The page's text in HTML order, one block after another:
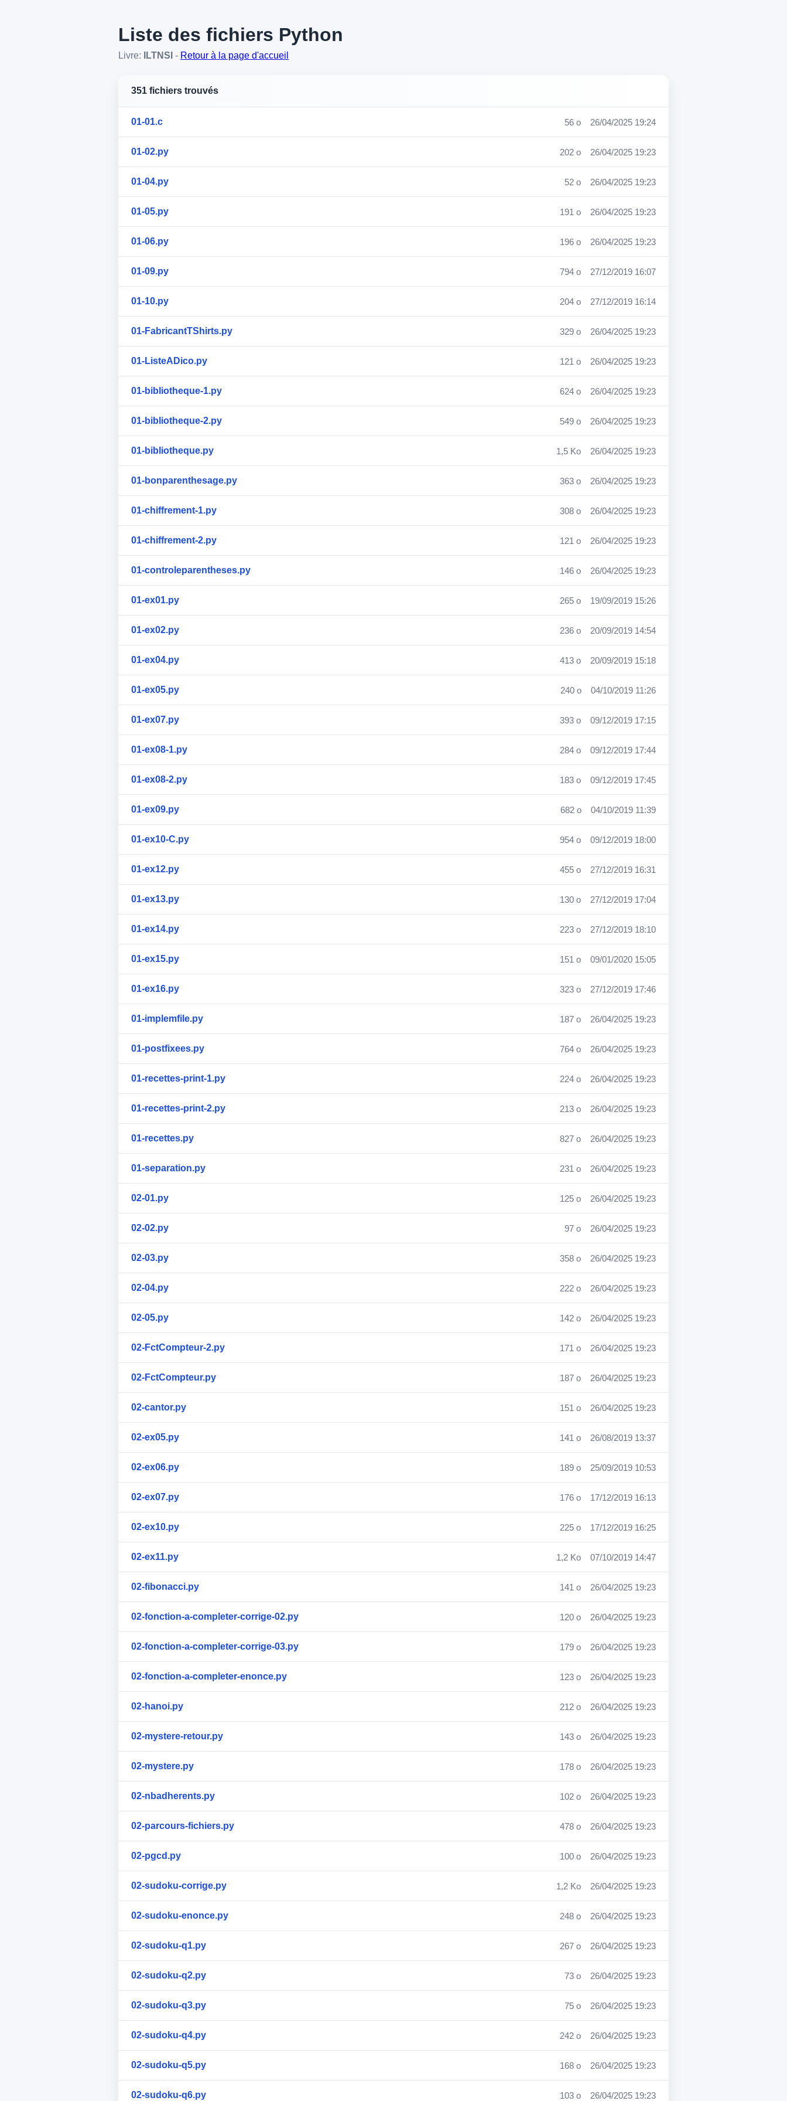
Liste des fichiers Python
Livre: ILTNSI - Retour à la page d'accueil
351 fichiers trouvés
01-01.c 56 o 26/04/2025 19:24
01-02.py 202 o 26/04/2025 19:23
01-04.py 52 o 26/04/2025 19:23
01-05.py 191 o 26/04/2025 19:23
01-06.py 196 o 26/04/2025 19:23
01-09.py 794 o 27/12/2019 16:07
01-10.py 204 o 27/12/2019 16:14
01-FabricantTShirts.py 329 o 26/04/2025 19:23
01-ListeADico.py 121 o 26/04/2025 19:23
01-bibliotheque-1.py 624 o 26/04/2025 19:23
01-bibliotheque-2.py 549 o 26/04/2025 19:23
01-bibliotheque.py 1,5 Ko 26/04/2025 19:23
01-bonparenthesage.py 363 o 26/04/2025 19:23
01-chiffrement-1.py 308 o 26/04/2025 19:23
01-chiffrement-2.py 121 o 26/04/2025 19:23
01-controleparentheses.py 146 o 26/04/2025 19:23
01-ex01.py 265 o 19/09/2019 15:26
01-ex02.py 236 o 20/09/2019 14:54
01-ex04.py 413 o 20/09/2019 15:18
01-ex05.py 240 o 04/10/2019 11:26
01-ex07.py 393 o 09/12/2019 17:15
01-ex08-1.py 284 o 09/12/2019 17:44
01-ex08-2.py 183 o 09/12/2019 17:45
01-ex09.py 682 o 04/10/2019 11:39
01-ex10-C.py 954 o 09/12/2019 18:00
01-ex12.py 455 o 27/12/2019 16:31
01-ex13.py 130 o 27/12/2019 17:04
01-ex14.py 223 o 27/12/2019 18:10
01-ex15.py 151 o 09/01/2020 15:05
01-ex16.py 323 o 27/12/2019 17:46
01-implemfile.py 187 o 26/04/2025 19:23
01-postfixees.py 764 o 26/04/2025 19:23
01-recettes-print-1.py 224 o 26/04/2025 19:23
01-recettes-print-2.py 213 o 26/04/2025 19:23
01-recettes.py 827 o 26/04/2025 19:23
01-separation.py 231 o 26/04/2025 19:23
02-01.py 125 o 26/04/2025 19:23
02-02.py 97 o 26/04/2025 19:23
02-03.py 358 o 26/04/2025 19:23
02-04.py 222 o 26/04/2025 19:23
02-05.py 142 o 26/04/2025 19:23
02-FctCompteur-2.py 171 o 26/04/2025 19:23
02-FctCompteur.py 187 o 26/04/2025 19:23
02-cantor.py 151 o 26/04/2025 19:23
02-ex05.py 141 o 26/08/2019 13:37
02-ex06.py 189 o 25/09/2019 10:53
02-ex07.py 176 o 17/12/2019 16:13
02-ex10.py 225 o 17/12/2019 16:25
02-ex11.py 1,2 Ko 07/10/2019 14:47
02-fibonacci.py 141 o 26/04/2025 19:23
02-fonction-a-completer-corrige-02.py 120 o 26/04/2025 19:23
02-fonction-a-completer-corrige-03.py 179 o 26/04/2025 19:23
02-fonction-a-completer-enonce.py 123 o 26/04/2025 19:23
02-hanoi.py 212 o 26/04/2025 19:23
02-mystere-retour.py 143 o 26/04/2025 19:23
02-mystere.py 178 o 26/04/2025 19:23
02-nbadherents.py 102 o 26/04/2025 19:23
02-parcours-fichiers.py 478 o 26/04/2025 19:23
02-pgcd.py 100 o 26/04/2025 19:23
02-sudoku-corrige.py 1,2 Ko 26/04/2025 19:23
02-sudoku-enonce.py 248 o 26/04/2025 19:23
02-sudoku-q1.py 267 o 26/04/2025 19:23
02-sudoku-q2.py 73 o 26/04/2025 19:23
02-sudoku-q3.py 75 o 26/04/2025 19:23
02-sudoku-q4.py 242 o 26/04/2025 19:23
02-sudoku-q5.py 168 o 26/04/2025 19:23
02-sudoku-q6.py 103 o 26/04/2025 19:23